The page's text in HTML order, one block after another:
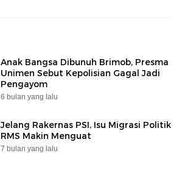
Anak Bangsa Dibunuh Brimob, Presma
Unimen Sebut Kepolisian Gagal Jadi
Pengayom
6 bulan yang lalu
Jelang Rakernas PSI, Isu Migrasi Politik
RMS Makin Menguat
7 bulan yang lalu